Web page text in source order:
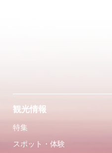
観光情報
特集
スポット・体験